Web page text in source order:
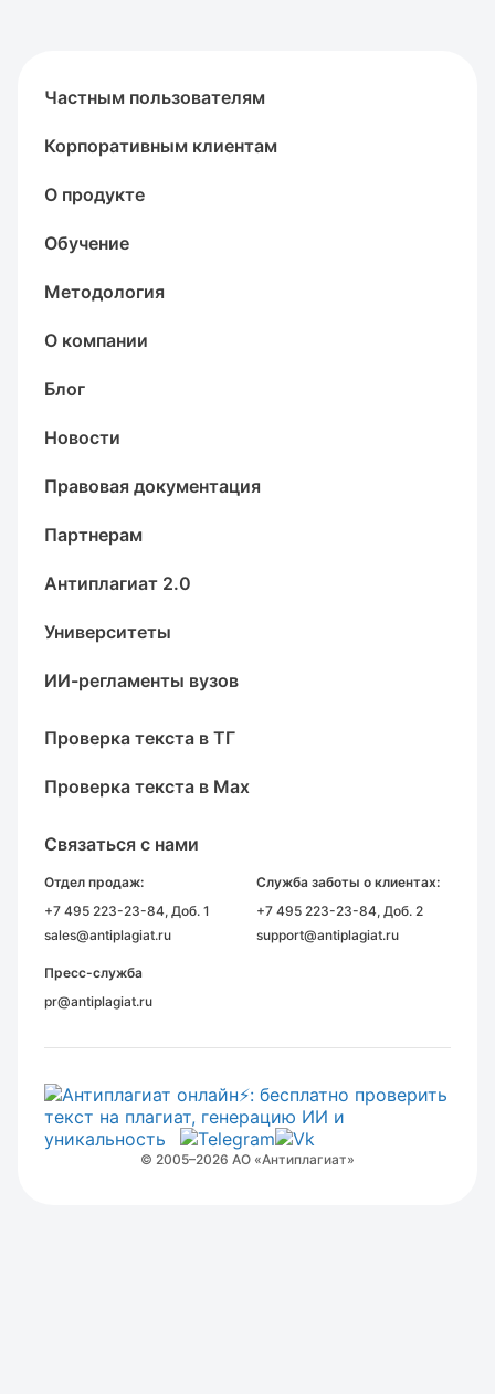
Частным пользователям
Корпоративным клиентам
О продукте
Обучение
Методология
О компании
Блог
Новости
Правовая документация
Партнерам
Антиплагиат 2.0
Университеты
ИИ-регламенты вузов
Проверка текста в ТГ
Проверка текста в Max
Связаться с нами
Отдел продаж:
+7 495 223-23-84, Доб. 1
sales@antiplagiat.ru
Служба заботы о клиентах:
+7 495 223-23-84, Доб. 2
support@antiplagiat.ru
Пресс-служба
pr@antiplagiat.ru
© 2005–2026 АО «Антиплагиат»